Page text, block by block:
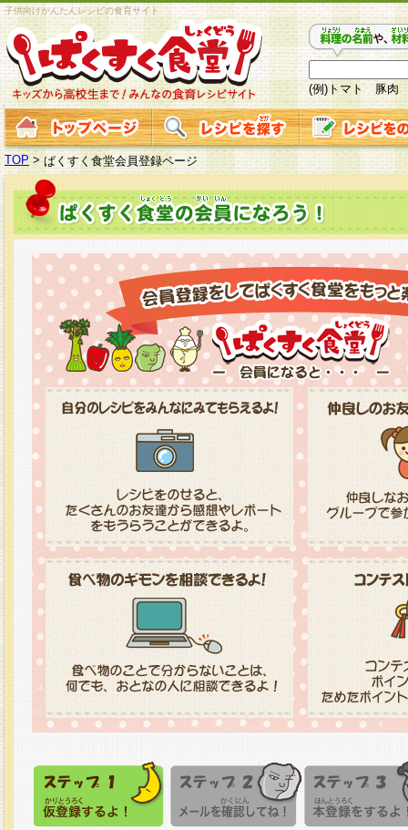
子供向けかんたんレシピの食育サイト
(例)トマト 豚肉
TOP > ぱくすく食堂会員登録ページ